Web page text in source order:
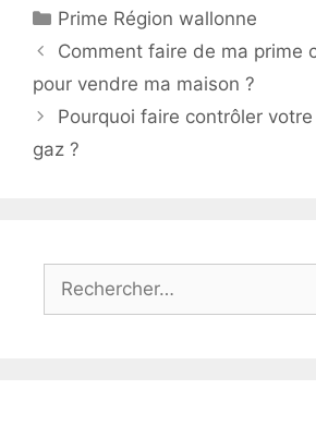
Catégories
Prime Région wallonne
Comment faire de ma prime
pour vendre ma maison ?
Pourquoi faire contrôler
gaz ?
Rechercher :